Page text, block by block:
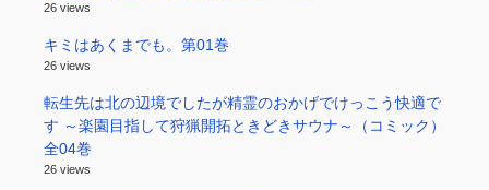
26 views
キミはあくまでも。第01巻
26 views
転生先は北の辺境でしたが精霊のおかげでけっこう快適で
す ～楽園目指して狩猟開拓ときどきサウナ～（コミック）
全04巻
26 views